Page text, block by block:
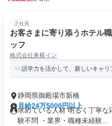
正社員
お客さまに寄り添うホテル
ッフ
株式会社東横イン
語学力を活かして、新しいキャリ
静岡県御殿場市新橋
月給24万5000円以上
求めている人材 明るく丁寧
験不問 ・業界・職種未経験...